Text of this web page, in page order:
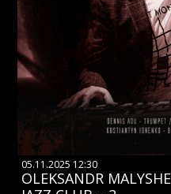
05.11.2025 12:30
OLEKSANDR